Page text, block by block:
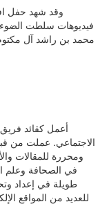
وقد شهد حفل
فيديوهات سلطت
محمد بن راشد آل
ومحررة للمقالات
في الصحافة وعلم
طويلة في إعداد
للعديد من المواقع